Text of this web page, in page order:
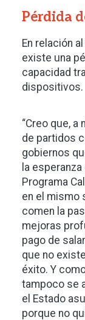
Pérdida
En relación
existe una
capacidad
dispositivos.
“Creo que,
de partidos
gobiernos
la
Programa
en el mismo
comen la
mejoras
pago de
que no
éxito. Y
tampoco se
el Estado
porque no